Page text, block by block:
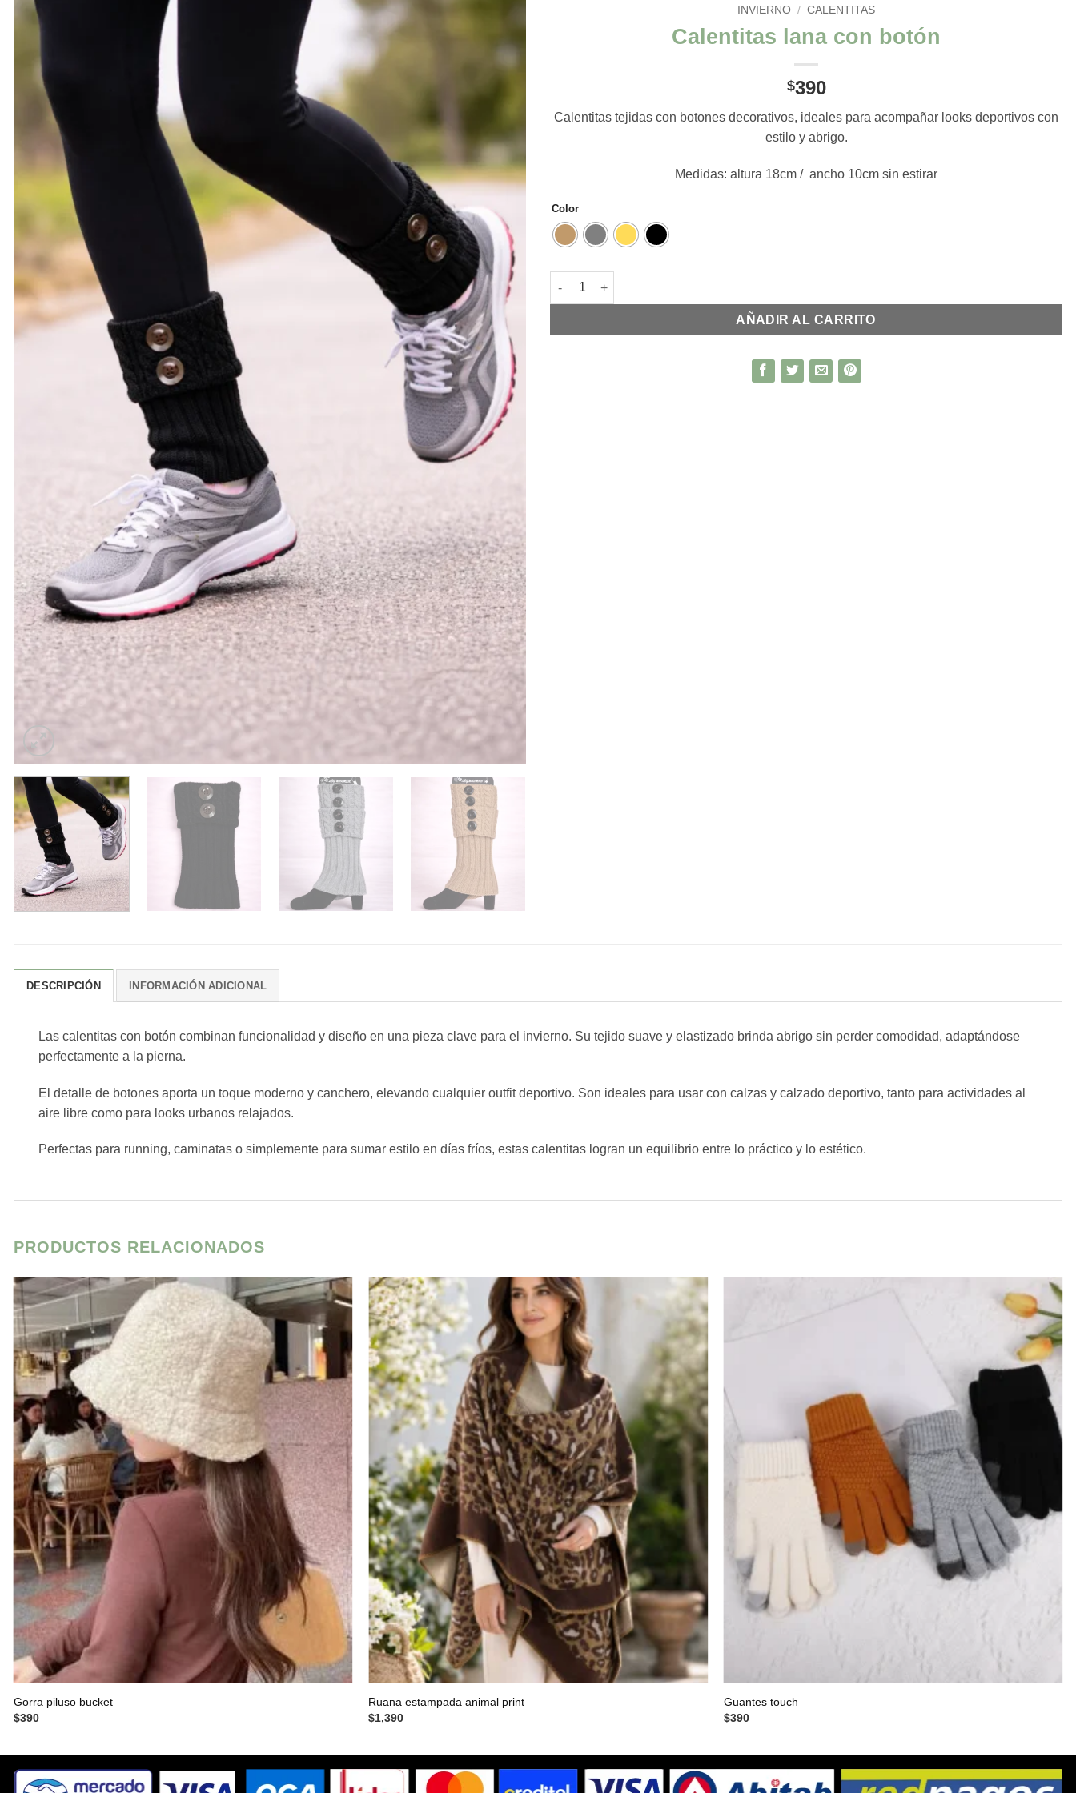
INVIERNO / CALENTITAS
Calentitas lana con botón
$390
Calentitas tejidas con botones decorativos, ideales para acompañar looks deportivos con
estilo y abrigo.
Medidas: altura 18cm / ancho 10cm sin estirar
Color
Calentitas lana con botón cantidad
AÑADIR AL CARRITO
DESCRIPCIÓN INFORMACIÓN ADICIONAL
Las calentitas con botón combinan funcionalidad y diseño en una pieza clave para el invierno. Su tejido suave y elastizado brinda abrigo sin perder comodidad, adaptándose
perfectamente a la pierna.
El detalle de botones aporta un toque moderno y canchero, elevando cualquier outfit deportivo. Son ideales para usar con calzas y calzado deportivo, tanto para actividades al
aire libre como para looks urbanos relajados.
Perfectas para running, caminatas o simplemente para sumar estilo en días fríos, estas calentitas logran un equilibrio entre lo práctico y lo estético.
PRODUCTOS RELACIONADOS
Gorra piluso bucket
$390
Ruana estampada animal print
$1,390
Guantes touch
$390